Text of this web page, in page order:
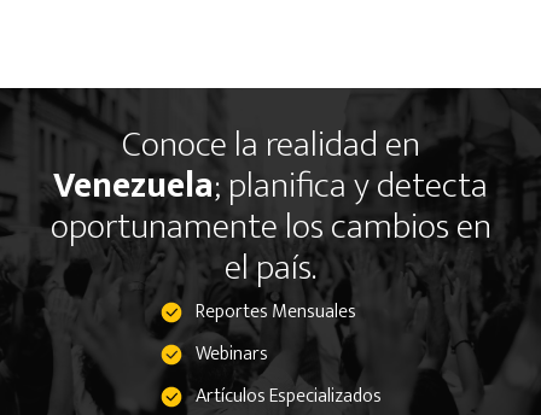
Conoce la realidad en
Venezuela; planifica y detecta
oportunamente los cambios en
el país.
Reportes Mensuales
Webinars
Artículos Especializados